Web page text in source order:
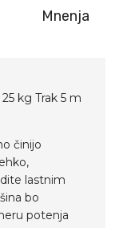
Mnenja
kg Trak 5 m
činijo
lastnim
bo
potenja